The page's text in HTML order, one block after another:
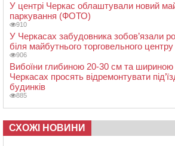
У центрі Черкас облаштували новий
паркування (ФОТО)
910
У Черкасах забудовника зобов’язали
біля майбутнього торговельного
906
Вибоїни глибиною 20-30 см та шириною
Черкасах просять відремонтувати
будинків
885
СХОЖІ НОВИНИ